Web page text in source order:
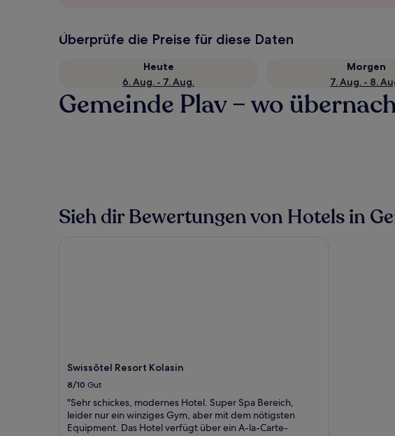
Überprüfe die Preise für diese Daten
Heute
6. Aug. - 7. Aug.
Morgen
7. Aug. - 8.
Gemeinde Plav – wo
Sieh dir Bewertungen von Hotels in
Swissôtel Resort Kolasin
8/10 Gut
"Sehr schickes, modernes Hotel. Super Spa Bereich,
leider nur ein winziges Gym, aber mit dem nötigsten
Equipment. Das Hotel verfügt über ein A-la-Carte-